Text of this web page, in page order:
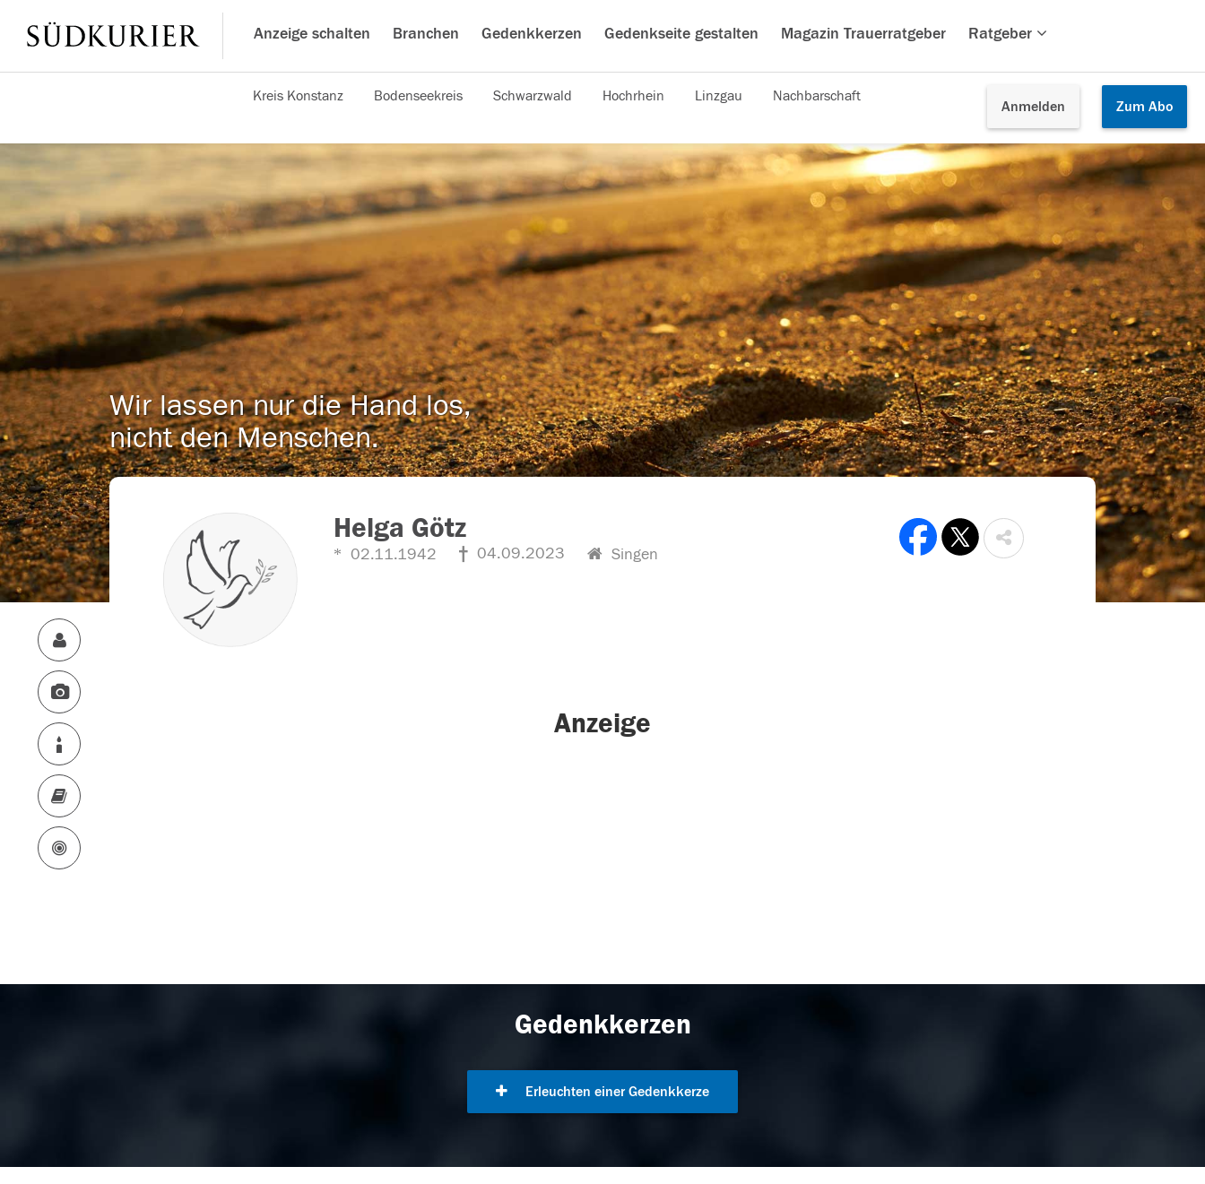
Anzeige schalten Branchen Gedenkkerzen Gedenkseite gestalten Magazin Trauerratgeber Ratgeber
Anmelden Zum Abo
Kreis Konstanz Bodenseekreis Schwarzwald Hochrhein Linzgau Nachbarschaft
Wir lassen nur die Hand los,
nicht den Menschen.
Helga Götz
02.11.1942 04.09.2023 Singen
Anzeige
Gedenkkerzen
Erleuchten einer Gedenkkerze